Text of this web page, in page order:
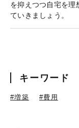
を抑えつつ自宅を理
ていきましょう。
キーワード
#増築 #費用